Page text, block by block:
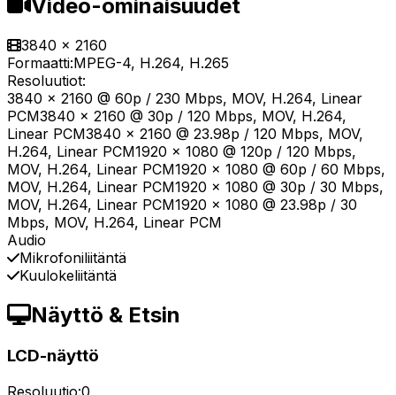
Video-ominaisuudet
3840 x 2160
Formaatti:MPEG-4, H.264, H.265
Resoluutiot:
3840 x 2160 @ 60p / 230 Mbps, MOV, H.264, Linear
PCM3840 x 2160 @ 30p / 120 Mbps, MOV, H.264,
Linear PCM3840 x 2160 @ 23.98p / 120 Mbps, MOV,
H.264, Linear PCM1920 x 1080 @ 120p / 120 Mbps,
MOV, H.264, Linear PCM1920 x 1080 @ 60p / 60 Mbps,
MOV, H.264, Linear PCM1920 x 1080 @ 30p / 30 Mbps,
MOV, H.264, Linear PCM1920 x 1080 @ 23.98p / 30
Mbps, MOV, H.264, Linear PCM
Audio
Mikrofoniliitäntä
Kuulokeliitäntä
Näyttö & Etsin
LCD-näyttö
Resoluutio:0